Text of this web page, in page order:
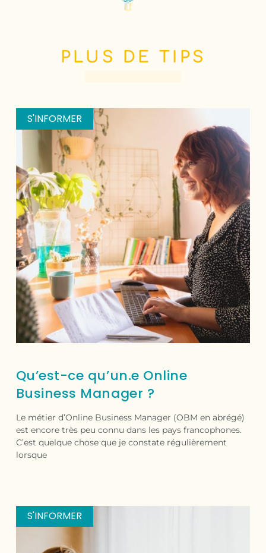
PLUS DE TIPS
S'INFORMER
Qu’est-ce qu’un.e Online
Business Manager ?
Le métier d’Online Business Manager (OBM en abrégé)
est encore très peu connu dans les pays francophones.
C’est quelque chose que je constate régulièrement
lorsque
S'INFORMER